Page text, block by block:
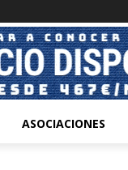
ASOCIACIONES